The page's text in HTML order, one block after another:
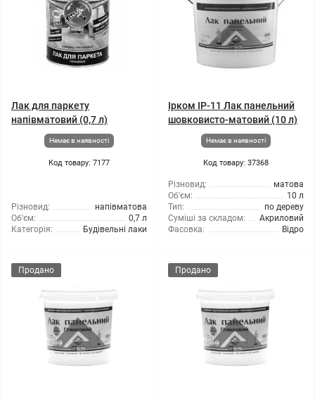
Лак для паркету
напівматовий (0,7 л)
Немає в наявності
Код товару: 7177
Різновид:
напівматова
Об'єм:
0,7 л
Категорія:
Будівельні лаки
Ірком ІР-11 Лак панельний
шовковисто-матовий (10 л)
Немає в наявності
Код товару: 37368
Різновид:
матова
Об'єм:
10 л
Тип:
по дереву
Суміші за складом:
Акриловий
Фасовка:
Відро
Продано Продано